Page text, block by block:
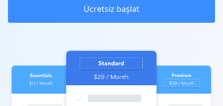
Ücretsiz başlat